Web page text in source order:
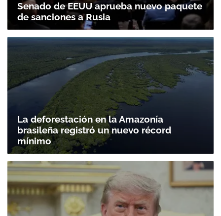
Senado de EEUU aprueba nuevo paquete
de sanciones a Rusia
La deforestación en la Amazonía
brasileña registró un nuevo récord
mínimo